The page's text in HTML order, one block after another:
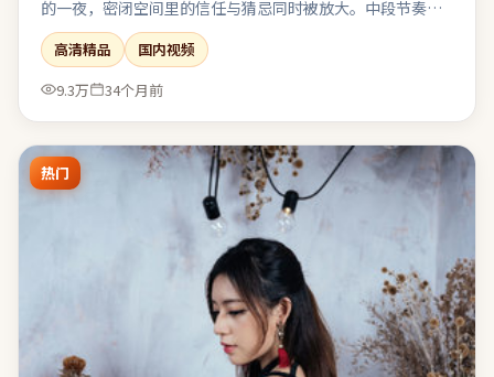
的一夜，密闭空间里的信任与猜忌同时被放大。中段节奏放
缓，为终局的多线收束积蓄足够的情感势能。结尾收束有
力，余味可在离场后继续发酵一段时间。
高清精品
国内视频
9.3万
34个月前
热门